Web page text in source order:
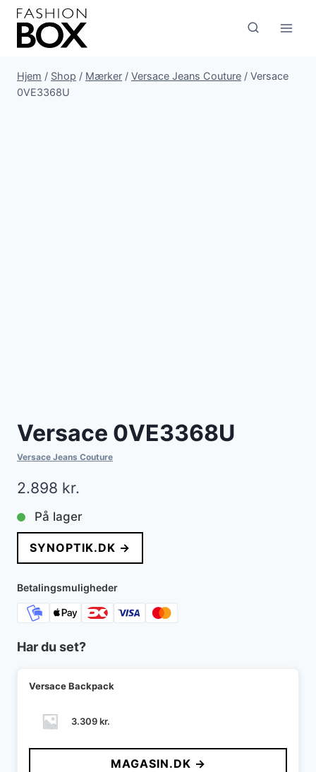
Fortsæt
indhold
Hjem / Shop / Mærker / Versace Jeans Couture / Versace
0VE3368U
Versace 0VE3368U
Versace Jeans Couture
2.898 kr.
På lager
SYNOPTIK.DK →
Betalingsmuligheder
Har du set?
Versace Backpack
3.309kr.
MAGASIN.DK →